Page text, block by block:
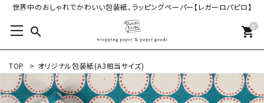
世界中のおしゃれでかわいい包装紙、ラッピングペーパー【レガーロパピロ】
search 0
shopping_cart
TOP > オリジナル包装紙(A3相当サイズ)